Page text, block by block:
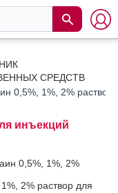
СРЕДСТВ
0,5%, 1%, 2% раствор
инъекций
0,5%, 1%, 2%
2% раствор для